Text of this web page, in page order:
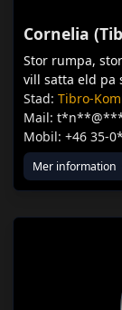
Cornelia
Stor rumpa,
vill satta eld pa
Stad: Tibro-
Mail:
Mobil: +46 35-
Mer information